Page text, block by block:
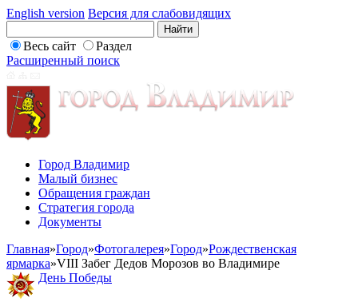
English version Версия для слабовидящих
Весь сайт
Раздел
Расширенный поиск
Город Владимир
Малый бизнес
Обращения граждан
Стратегия города
Документы
Главная»Город»Фотогалерея»Город»Рождественская
ярмарка»VIII Забег Дедов Морозов во Владимире
День Победы